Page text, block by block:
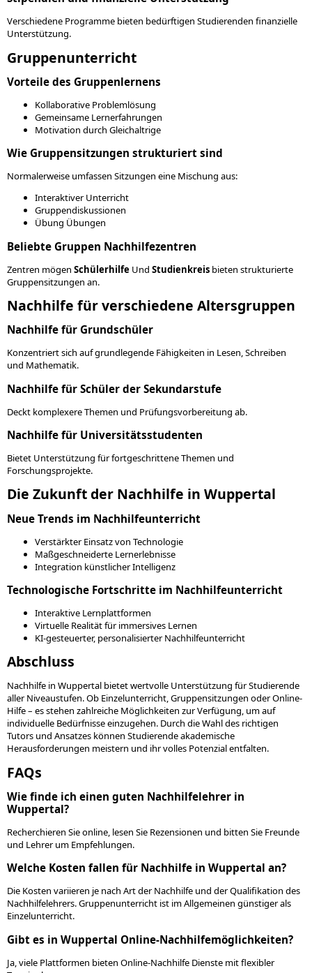
Verschiedene Programme bieten bedürftigen Studierenden finanzielle
Unterstützung.
Gruppenunterricht
Vorteile des Gruppenlernens
Kollaborative Problemlösung
Gemeinsame Lernerfahrungen
Motivation durch Gleichaltrige
Wie Gruppensitzungen strukturiert sind
Normalerweise umfassen Sitzungen eine Mischung aus:
Interaktiver Unterricht
Gruppendiskussionen
Übung Übungen
Beliebte Gruppen Nachhilfezentren
Zentren mögen Schülerhilfe Und Studienkreis bieten strukturierte
Gruppensitzungen an.
Nachhilfe für verschiedene Altersgruppen
Nachhilfe für Grundschüler
Konzentriert sich auf grundlegende Fähigkeiten in Lesen, Schreiben
und Mathematik.
Nachhilfe für Schüler der Sekundarstufe
Deckt komplexere Themen und Prüfungsvorbereitung ab.
Nachhilfe für Universitätsstudenten
Bietet Unterstützung für fortgeschrittene Themen und
Forschungsprojekte.
Die Zukunft der Nachhilfe in Wuppertal
Neue Trends im Nachhilfeunterricht
Verstärkter Einsatz von Technologie
Maßgeschneiderte Lernerlebnisse
Integration künstlicher Intelligenz
Technologische Fortschritte im Nachhilfeunterricht
Interaktive Lernplattformen
Virtuelle Realität für immersives Lernen
KI-gesteuerter, personalisierter Nachhilfeunterricht
Abschluss
Nachhilfe in Wuppertal bietet wertvolle Unterstützung für Studierende
aller Niveaustufen. Ob Einzelunterricht, Gruppensitzungen oder Online-
Hilfe – es stehen zahlreiche Möglichkeiten zur Verfügung, um auf
individuelle Bedürfnisse einzugehen. Durch die Wahl des richtigen
Tutors und Ansatzes können Studierende akademische
Herausforderungen meistern und ihr volles Potenzial entfalten.
FAQs
Wie finde ich einen guten Nachhilfelehrer in
Wuppertal?
Recherchieren Sie online, lesen Sie Rezensionen und bitten Sie Freunde
und Lehrer um Empfehlungen.
Welche Kosten fallen für Nachhilfe in Wuppertal an?
Die Kosten variieren je nach Art der Nachhilfe und der Qualifikation des
Nachhilfelehrers. Gruppenunterricht ist im Allgemeinen günstiger als
Einzelunterricht.
Gibt es in Wuppertal Online-Nachhilfemöglichkeiten?
Ja, viele Plattformen bieten Online-Nachhilfe Dienste mit flexibler